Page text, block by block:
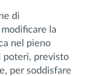
di
la
nel pieno
poteri, previsto
per soddisfare